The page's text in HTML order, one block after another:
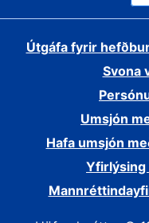
Útgáfa fyrir
Svona
Umsjón
Hafa umsjón